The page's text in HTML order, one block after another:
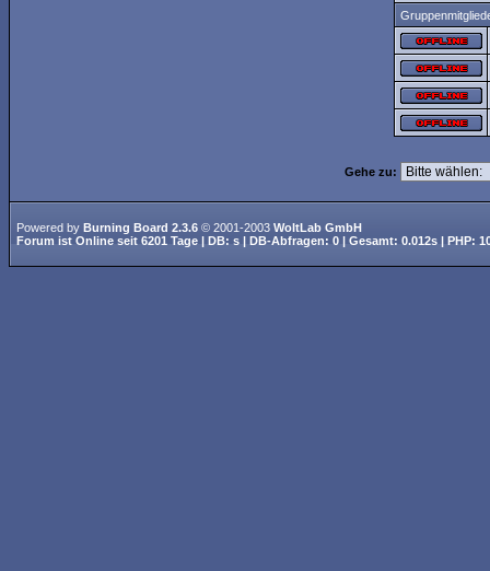
Gehe zu:
Powered by Burning Board 2.3.6 © 2001-2003 WoltLab GmbH
Forum ist Online seit 6201 Tage | DB: s | DB-Abfragen: 0 | Gesamt: 0.012s | PHP: